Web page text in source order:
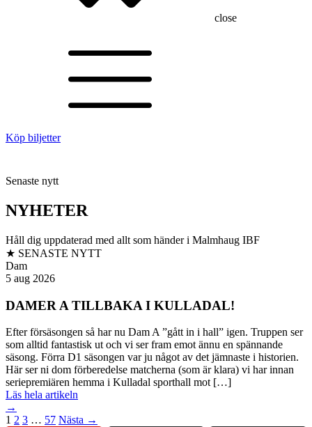
close
Köp biljetter
Senaste nytt
NYHETER
Håll dig uppdaterad med allt som händer i Malmhaug IBF
★ SENASTE NYTT
Dam
5 aug 2026
DAMER A TILLBAKA I KULLADAL!
Efter försäsongen så har nu Dam A ”gått in i hall” igen. Truppen ser
som alltid fantastisk ut och vi ser fram emot ännu en spännande
säsong. Förra D1 säsongen var ju något av det jämnaste i historien.
Här ser ni dom förberedelse matcherna (som är klara) vi har innan
seriepremiären hemma i Kulladal sporthall mot […]
Läs hela artikeln
→
1 2 3 … 57 Nästa →